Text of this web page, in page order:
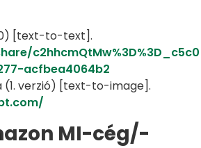
[text-to-text].
c2hhcmQtMw%3D%3D_c5c0
acfbea4064b2
(1. verzió) [text-to-image].
MI-cég/-